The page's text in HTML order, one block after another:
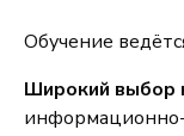
Обучение
Широкий выбор
информационно-